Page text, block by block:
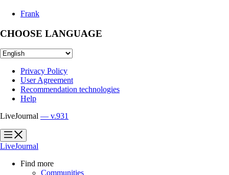
Frank
CHOOSE LANGUAGE
Privacy Policy
User Agreement
Recommendation technologies
Help
LiveJournal — v.931
?
?
LiveJournal
Find more
Communities